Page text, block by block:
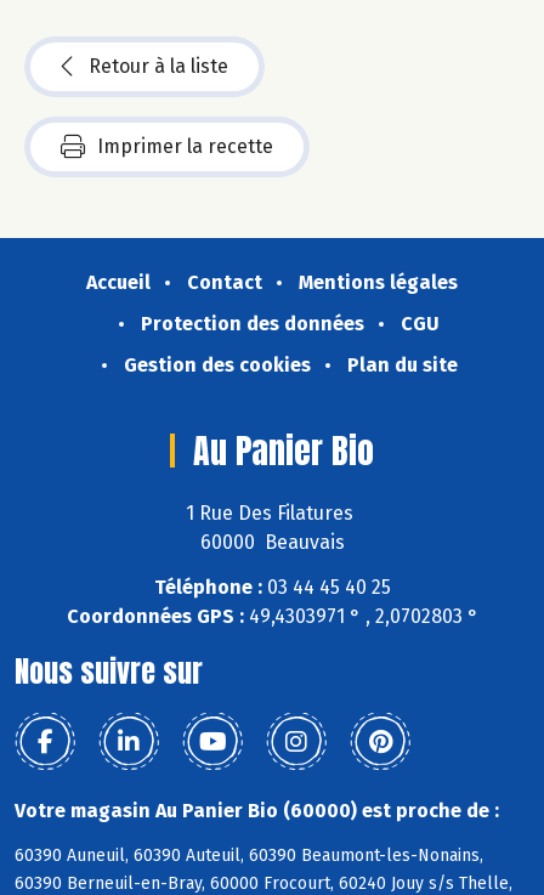
Retour à la liste
Imprimer la recette
Accueil Contact
Mentions légales
Protection des données
CGU
Gestion des cookies
Plan du site
Au Panier Bio
1 Rue Des Filatures
60000 Beauvais
Téléphone :03 44 45 40 25
Coordonnées GPS :49,4303971 ° , 2,0702803 °
Nous suivre sur
Votre magasin Au Panier Bio (60000) est proche de :
60390 Auneuil, 60390 Auteuil, 60390 Beaumont-les-Nonains,
60390 Berneuil-en-Bray, 60000 Frocourt, 60240 Jouy s/s Thelle,